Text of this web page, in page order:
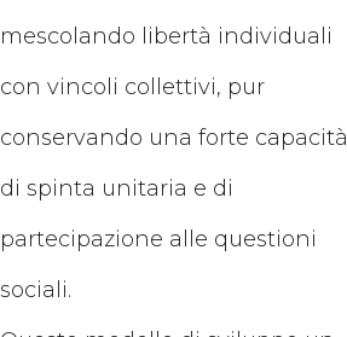
mescolando libertà individuali
con vincoli collettivi, pur
conservando una forte capacità
di spinta unitaria e di
partecipazione alle questioni
sociali.